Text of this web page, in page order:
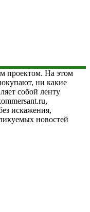
проектом. На этом
ни какие
собой ленту
искажения,
новостей